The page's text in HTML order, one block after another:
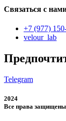
Связаться с
+7 (977)
velour_lab
Telegram
2024
Все права защищены